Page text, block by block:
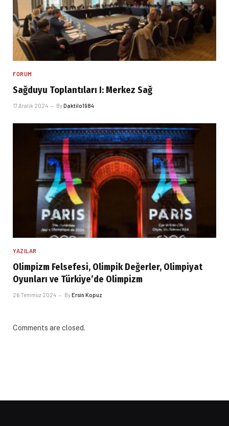
FORUM
Sağduyu Toplantıları I: Merkez Sağ
17 Aralık 2024 ByDaktilo1984
YAZILAR
Olimpizm Felsefesi, Olimpik Değerler, Olimpiyat
Oyunları ve Türkiye’de Olimpizm
26 Temmuz 2024 ByErsin Kopuz
Comments are closed.